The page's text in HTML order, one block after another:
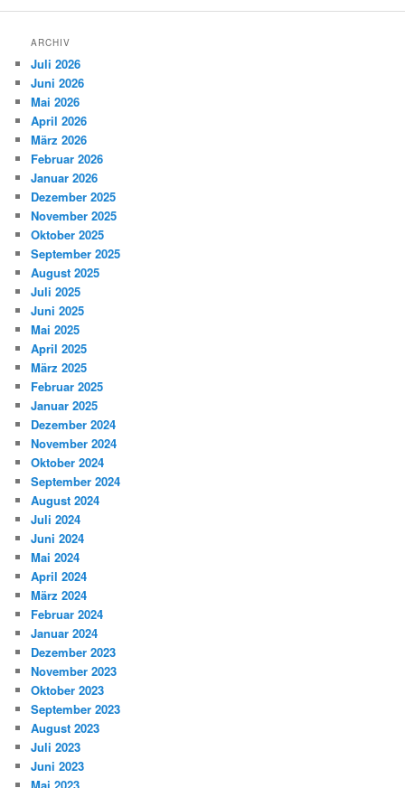
ARCHIV
Juli 2026
Juni 2026
Mai 2026
April 2026
März 2026
Februar 2026
Januar 2026
Dezember 2025
November 2025
Oktober 2025
September 2025
August 2025
Juli 2025
Juni 2025
Mai 2025
April 2025
März 2025
Februar 2025
Januar 2025
Dezember 2024
November 2024
Oktober 2024
September 2024
August 2024
Juli 2024
Juni 2024
Mai 2024
April 2024
März 2024
Februar 2024
Januar 2024
Dezember 2023
November 2023
Oktober 2023
September 2023
August 2023
Juli 2023
Juni 2023